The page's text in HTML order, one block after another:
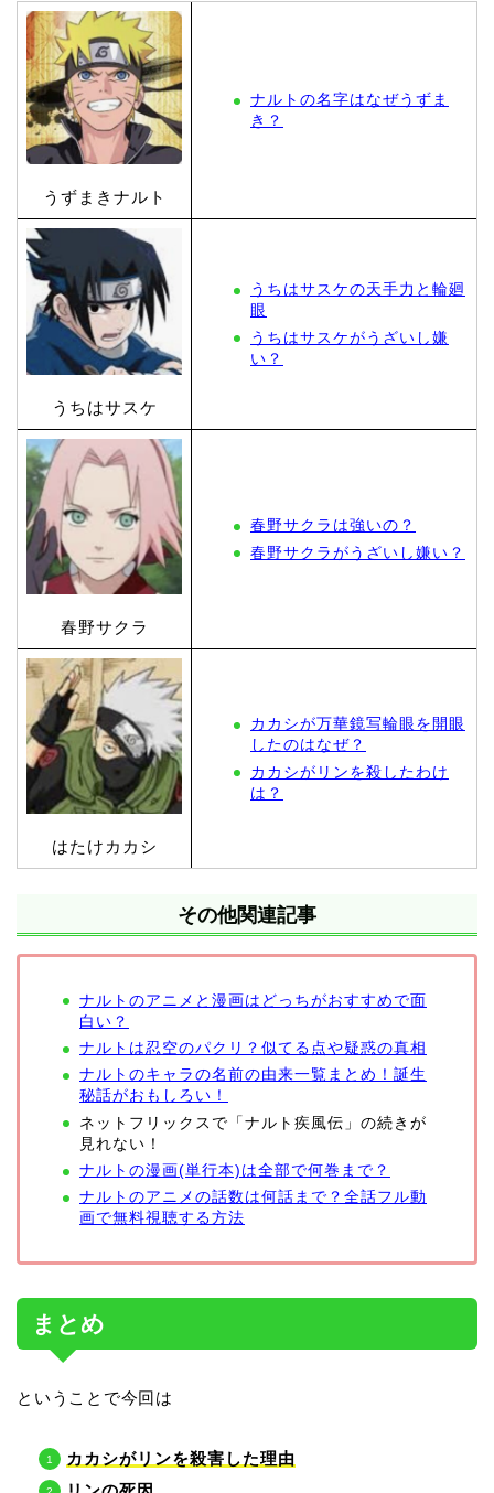
うずまきナルト
ナルトの名字はなぜうずま
き？
うちはサスケ
うちはサスケの天手力と輪廻
眼
うちはサスケがうざいし嫌
い？
春野サクラ
春野サクラは強いの？
春野サクラがうざいし嫌い？
はたけカカシ
カカシが万華鏡写輪眼を開眼
したのはなぜ？
カカシがリンを殺したわけ
は？
その他関連記事
ナルトのアニメと漫画はどっちがおすすめで面
白い？
ナルトは忍空のパクリ？似てる点や疑惑の真相
ナルトのキャラの名前の由来一覧まとめ！誕生
秘話がおもしろい！
ネットフリックスで「ナルト疾風伝」の続きが
見れない！
ナルトの漫画(単行本)は全部で何巻まで？
ナルトのアニメの話数は何話まで？全話フル動
画で無料視聴する方法
まとめ
ということで今回は
カカシがリンを殺害した理由